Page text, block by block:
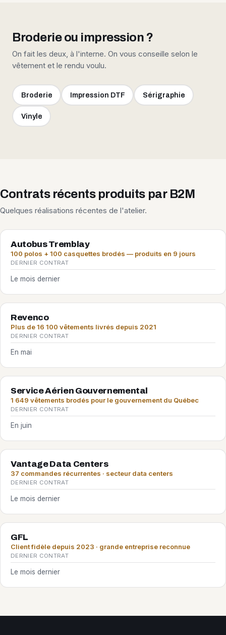
Broderie ou impression ?
On fait les deux, à l'interne. On vous conseille selon le
vêtement et le rendu voulu.
Broderie Impression DTF Sérigraphie
Vinyle
Contrats récents produits par B2M
Quelques réalisations récentes de l'atelier.
Autobus Tremblay
100 polos + 100 casquettes brodés — produits en 9 jours
DERNIER CONTRAT
Le mois dernier
Revenco
Plus de 16 100 vêtements livrés depuis 2021
DERNIER CONTRAT
En mai
Service Aérien Gouvernemental
1 649 vêtements brodés pour le gouvernement du Québec
DERNIER CONTRAT
En juin
Vantage Data Centers
37 commandes récurrentes · secteur data centers
DERNIER CONTRAT
Le mois dernier
GFL
Client fidèle depuis 2023 · grande entreprise reconnue
DERNIER CONTRAT
Le mois dernier